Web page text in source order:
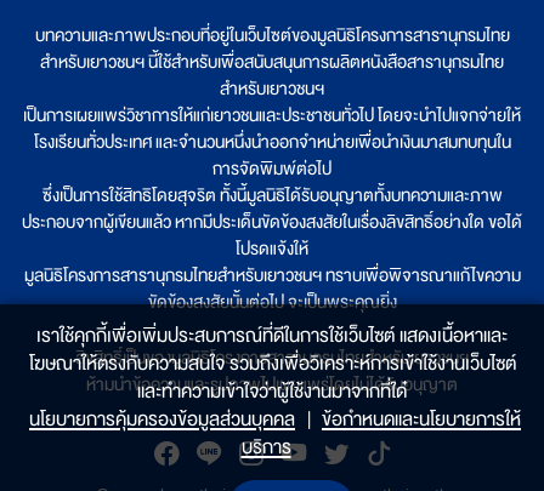
บทความและภาพประกอบที่อยู่ในเว็บไซต์ของมูลนิธิโครงการสารานุกรมไทย
สำหรับเยาวชนฯ นี้ใช้สำหรับเพื่อสนับสนุนการผลิตหนังสือสารานุกรมไทย
สำหรับเยาวชนฯ
เป็นการเผยแพร่วิชาการให้แก่เยาวชนและประชาชนทั่วไป โดยจะนำไปแจกจ่ายให้
โรงเรียนทั่วประเทศ และจำนวนหนึ่งนำออกจำหน่ายเพื่อนำเงินมาสมทบทุนใน
การจัดพิมพ์ต่อไป
ซึ่งเป็นการใช้สิทธิโดยสุจริต ทั้งนี้มูลนิธิได้รับอนุญาตทั้งบทความและภาพ
ประกอบจากผู้เขียนแล้ว หากมีประเด็นขัดข้องสงสัยในเรื่องลิขสิทธิ์อย่างใด ขอได้
โปรดแจ้งให้
มูลนิธิโครงการสารานุกรมไทยสำหรับเยาวชนฯ ทราบเพื่อพิจารณาแก้ไขความ
ขัดข้องสงสัยนั้นต่อไป จะเป็นพระคุณยิ่ง
ลิขสิทธิ์เป็นของมูลนิธิโครงการสารานุกรมไทยสำหรับเยาวชนฯ
ห้ามนำข้อความและรูปภาพไปเผยแพร่โดยไม่ได้รับอนุญาต
เราใช้คุกกี้เพื่อเพิ่มประสบการณ์ที่ดีในการใช้เว็บไซต์ แสดงเนื้อหาและ
โฆษณาให้ตรงกับความสนใจ รวมถึงเพื่อวิเคราะห์การเข้าใช้งานเว็บไซต์
และทำความเข้าใจว่าผู้ใช้งานมาจากที่ใด๋
นโยบายการคุ้มครองข้อมูลส่วนบุคคล | ข้อกำหนดและนโยบายการให้
บริการ